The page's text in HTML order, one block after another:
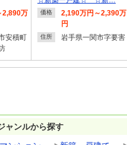
2,890万
安積町
価格
2,190万円～2,390万
円
住所 岩手県一関市字要害
ャンルから探す